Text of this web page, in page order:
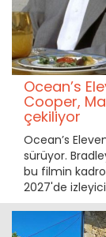
Ocean’s
Cooper,
çekiliyor
Ocean’s
sürüyor.
bu filmin
2027'de